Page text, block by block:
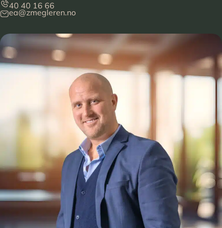
40 40 16 66
ea@zmegleren.no